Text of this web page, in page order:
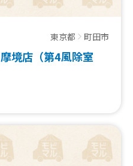
東京都 町田市
境店（第4風除室